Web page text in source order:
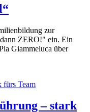
zur
ZERO!" ein. Ein
Giammeluca über
– stark